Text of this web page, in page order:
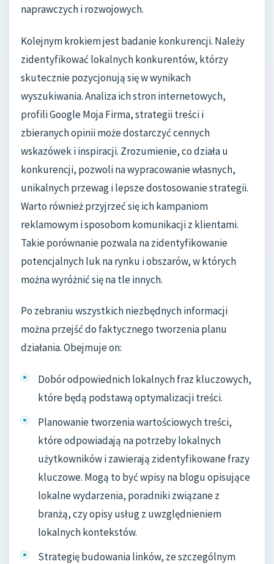
naprawczych i rozwojowych.
Kolejnym krokiem jest badanie konkurencji. Należy
zidentyfikować lokalnych konkurentów, którzy
skutecznie pozycjonują się w wynikach
wyszukiwania. Analiza ich stron internetowych,
profili Google Moja Firma, strategii treści i
zbieranych opinii może dostarczyć cennych
wskazówek i inspiracji. Zrozumienie, co działa u
konkurencji, pozwoli na wypracowanie własnych,
unikalnych przewag i lepsze dostosowanie strategii.
Warto również przyjrzeć się ich kampaniom
reklamowym i sposobom komunikacji z klientami.
Takie porównanie pozwala na zidentyfikowanie
potencjalnych luk na rynku i obszarów, w których
można wyróżnić się na tle innych.
Po zebraniu wszystkich niezbędnych informacji
można przejść do faktycznego tworzenia planu
działania. Obejmuje on:
Dobór odpowiednich lokalnych fraz kluczowych,
które będą podstawą optymalizacji treści.
Planowanie tworzenia wartościowych treści,
które odpowiadają na potrzeby lokalnych
użytkowników i zawierają zidentyfikowane frazy
kluczowe. Mogą to być wpisy na blogu opisujące
lokalne wydarzenia, poradniki związane z
branżą, czy opisy usług z uwzględnieniem
lokalnych kontekstów.
Strategię budowania linków, ze szczególnym